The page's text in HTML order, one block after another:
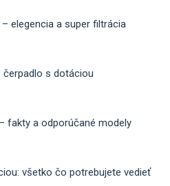
elegencia a super filtrácia
čerpadlo s dotáciou
fakty a odporúčané modely
všetko čo potrebujete vedieť